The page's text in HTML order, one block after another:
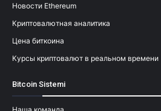
Новости Ethereum
Криптовалютная аналитика
Цена биткоина
Курсы криптовалют в реальном времени
Bitcoin Sistemi